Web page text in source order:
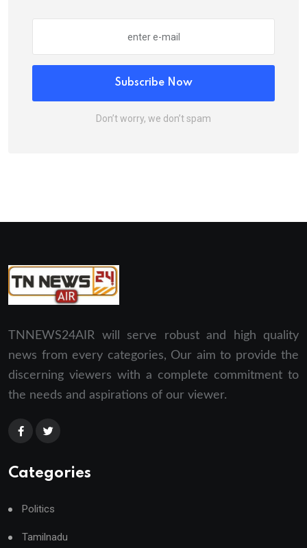
Subscribe Now
Don’t worry, we don’t spam
TNNEWS24AIR will serve robust and high quality
news from every categories, Our aim to provide the
discerning viewers with a complete commitment to
the needs and aspirations of our viewer.
Categories
Politics
Tamilnadu